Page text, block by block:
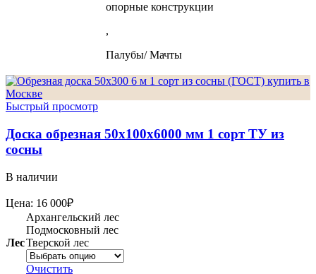
опорные конструкции
,
Палубы/ Мачты
Быстрый просмотр
Доска обрезная 50х100х6000 мм 1 сорт ТУ из
сосны
В наличии
Цена: 16 000₽
Лес
Архангельский лес
Подмосковный лес
Тверской лес
Очистить